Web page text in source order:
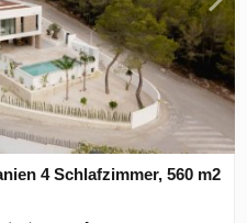
4 Schlafzimmer, 560 m2